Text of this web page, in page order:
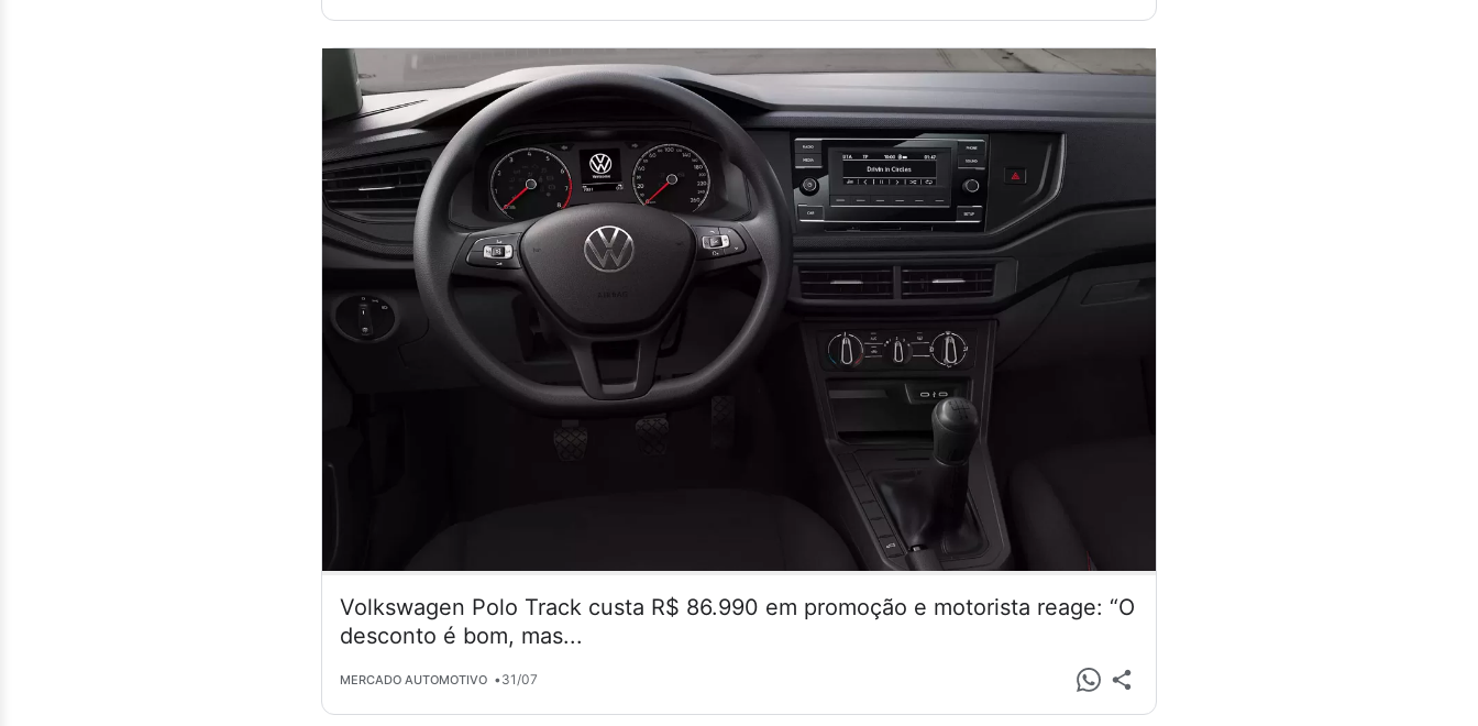
Volkswagen Polo Track custa R$ 86.990 em promoção e motorista reage: “O
desconto é bom, mas...
MERCADO AUTOMOTIVO •31/07